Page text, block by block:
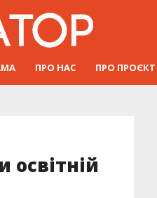
ПРО НАС ПРО ПРОЄКТ